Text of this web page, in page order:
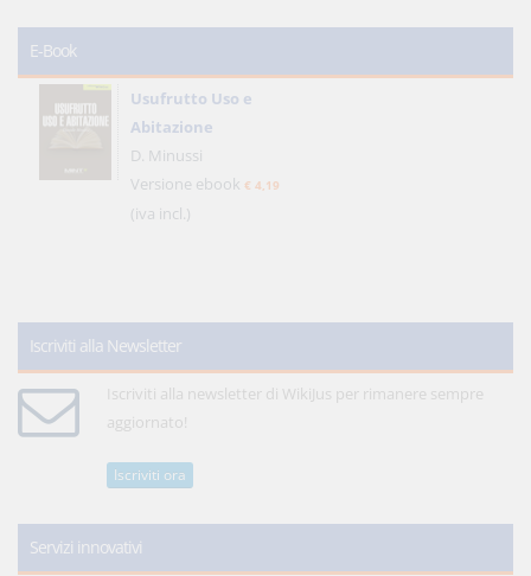
E-Book
Usufrutto Uso e
Abitazione
D. Minussi
Versione ebook € 4,19
(iva incl.)
Iscriviti alla Newsletter
Iscriviti alla newsletter di WikiJus per rimanere sempre
aggiornato!
Iscriviti ora
Servizi innovativi